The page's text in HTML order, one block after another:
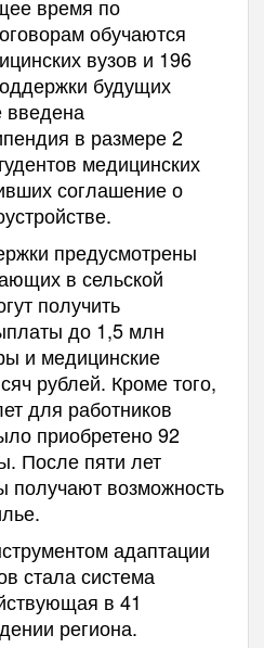
время по
обучаются
вузов и 196
будущих
введена
в размере 2
медицинских
соглашение о
предусмотрены
в сельской
получить
до 1,5 млн
и медицинские
рублей. Кроме того,
для работников
приобретено 92
После пяти лет
получают возможность
адаптации
стала система
в 41
региона.